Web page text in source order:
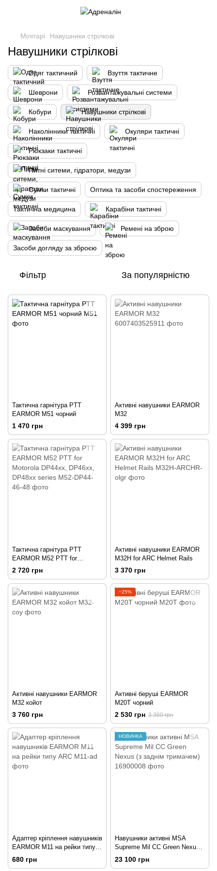
Мілітарі Навушники стрілкові
Навушники стрілкові
Одяг тактичний Взуття тактичне
Шеврони Розвантажувальні системи
Кобури Навушники стрілкові
Наколінники тактичні Окуляри тактичні
Рюкзаки тактичні
Питні ситеми, гідратори, медузи
Сумки тактичні Оптика та засоби спостереження
Тактична медицина Карабіни тактичні
Засоби маскування Ремені на зброю
Засоби догляду за зброєю
Фільтр За популярністю
Тактична гарнітура PTT
EARMOR M51 чорний
1 470 грн
Активні навушники EARMOR
M32
4 399 грн
Тактична гарнітура PTT
EARMOR M52 PTT for
Motorola DP44xx, DP46xx,
DP48xx series
2 720 грн
Активні навушники EARMOR
M32H for ARC Helmet Rails
3 370 грн
Активні навушники EARMOR
M32 койот
3 760 грн
−25%
Активні беруші EARMOR
M20T чорний
2 530 грн 3 360 грн
Адаптер кріплення навушників
EARMOR M11 на рейки типу
ARC
680 грн
НОВИНКА
Навушники активні MSA
Supreme Mil CC Green Nexus
(з заднім тримачем)
23 100 грн